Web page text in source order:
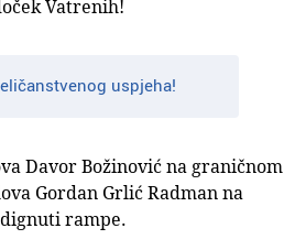
Vatrenih!
uspjeha!
Davor Božinović na graničnom
Gordan Grlić Radman na
rampe.